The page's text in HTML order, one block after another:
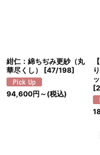
紺仁：綿ちぢみ更紗（丸
華尽くし）
[47/198]
94,600円 ～ (税込)
[